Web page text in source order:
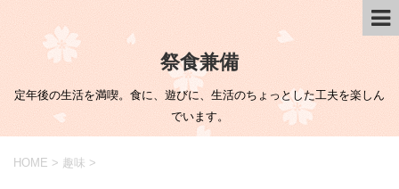
祭食兼備
定年後の生活を満喫。食に、遊びに、生活のちょっとした工夫を楽しん
でいます。
HOME > 趣味 >